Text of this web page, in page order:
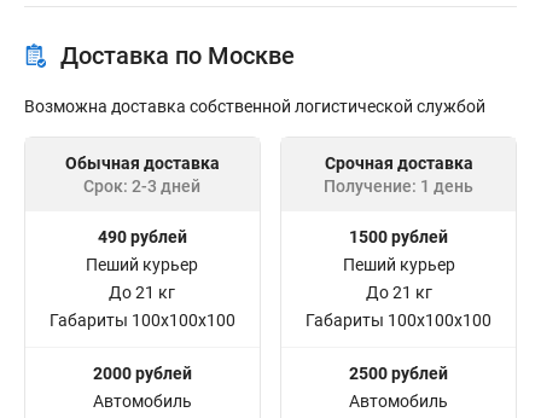
Доставка по Москве
Возможна доставка собственной логистической службой
Обычная доставка
Срок: 2-3 дней
490 рублей
Пеший курьер
До 21 кг
Габариты 100x100x100
2000 рублей
Автомобиль
Срочная доставка
Получение: 1 день
1500 рублей
Пеший курьер
До 21 кг
Габариты 100x100x100
2500 рублей
Автомобиль